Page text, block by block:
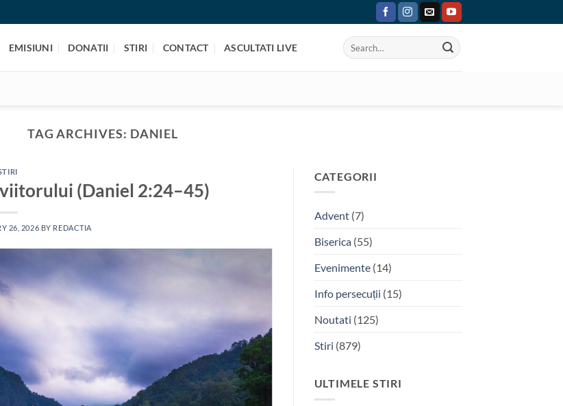
EMISIUNI DONATII STIRI CONTACT ASCULTATI LIVE
TAG ARCHIVES: DANIEL
(Daniel 2:24–45)
26, 2026 BY REDACTIA
CATEGORII
Advent(7)
Biserica(55)
Evenimente(14)
Info persecuții (15)
Noutati (125)
Stiri (879)
ULTIMELE STIRI